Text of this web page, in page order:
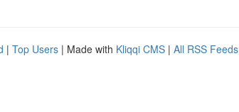
| Top Users | Made with Kliqqi CMS | All RSS Feeds